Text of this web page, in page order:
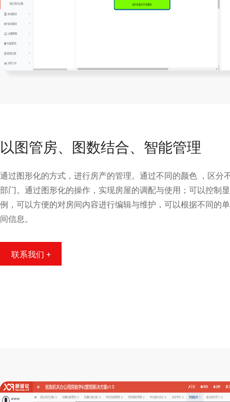
以图管房、图数结合、智能管理
通过图形化的方式，进行房产的管理。通过不同的颜色 ，区分
部门。通过图形化的操作，实现房屋的调配与使用；可以控制
例，可以方便的对房间内容进行编辑与维护，可以根据不同的
间信息。
联系我们 +